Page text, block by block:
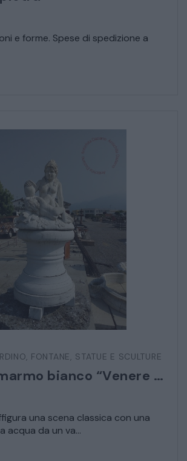
MATERIALI E STRUTTURE
MODERNARIATO
STILI ED ESPOSIZIONE
STRUMENTI MUSICALI
VEICOLI D’EPOCA
e forme. Spese di spedizione a
, FONTANE, STATUE E SCULTURE
Statua in marmo bianco “Venere bagnante”
una scena classica con una
acqua da un va...